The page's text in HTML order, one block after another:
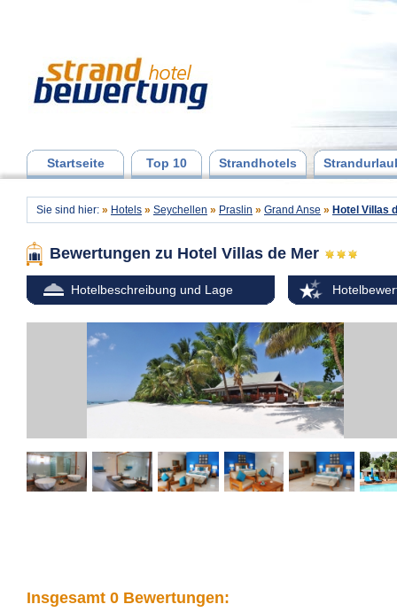
Startseite Top 10 Strandhotels
Sie sind hier: » Hotels » Seychellen » Praslin » Grand Anse » Hotel Villas
Bewertungen zu Hotel Villas de Mer
Hotelbeschreibung und Lage
Insgesamt 0 Bewertungen: